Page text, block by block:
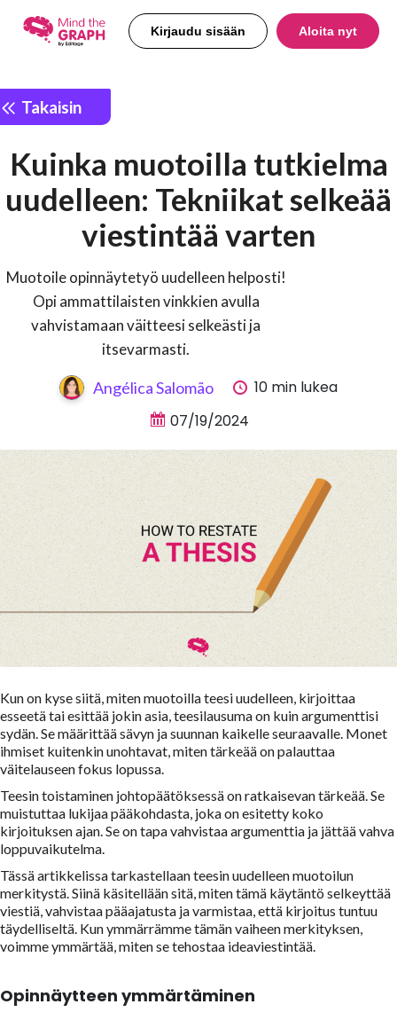
Kirjaudu sisään Aloita nyt
Takaisin
Kuinka muotoilla tutkielma
uudelleen: Tekniikat selkeää
viestintää varten
Muotoile opinnäytetyö uudelleen helposti!
Opi ammattilaisten vinkkien avulla
vahvistamaan väitteesi selkeästi ja
itsevarmasti.
Angélica Salomão
10 min lukea
07/19/2024
Kun on kyse siitä, miten muotoilla teesi uudelleen, kirjoittaa
esseetä tai esittää jokin asia, teesilausuma on kuin argumenttisi
sydän. Se määrittää sävyn ja suunnan kaikelle seuraavalle. Monet
ihmiset kuitenkin unohtavat, miten tärkeää on palauttaa
väitelauseen fokus lopussa.
Teesin toistaminen johtopäätöksessä on ratkaisevan tärkeää. Se
muistuttaa lukijaa pääkohdasta, joka on esitetty koko
kirjoituksen ajan. Se on tapa vahvistaa argumenttia ja jättää vahva
loppuvaikutelma.
Tässä artikkelissa tarkastellaan teesin uudelleen muotoilun
merkitystä. Siinä käsitellään sitä, miten tämä käytäntö selkeyttää
viestiä, vahvistaa pääajatusta ja varmistaa, että kirjoitus tuntuu
täydelliseltä. Kun ymmärrämme tämän vaiheen merkityksen,
voimme ymmärtää, miten se tehostaa ideaviestintää.
Opinnäytteen ymmärtäminen